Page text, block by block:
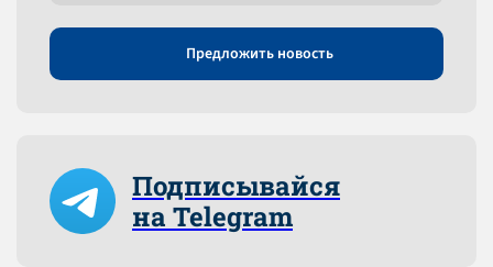
Предложить новость
Подписывайся
на Telegram